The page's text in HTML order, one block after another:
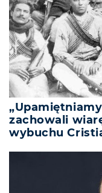
zachowali
wybuchu